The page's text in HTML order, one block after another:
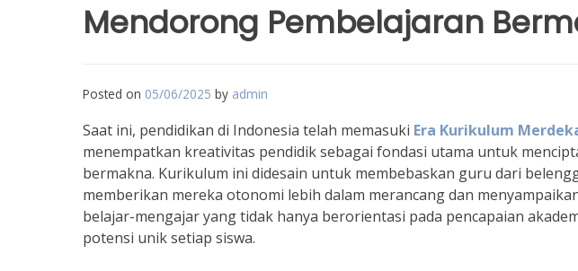
Mendorong Pembelajaran
Posted on 05/06/2025 by admin
Saat ini, pendidikan di Indonesia telah memasuki Era Kurikulum
menempatkan kreativitas pendidik sebagai fondasi utama untuk
bermakna. Kurikulum ini didesain untuk membebaskan guru dari
memberikan mereka otonomi lebih dalam merancang dan
belajar-mengajar yang tidak hanya berorientasi pada pencapaian
potensi unik setiap siswa.